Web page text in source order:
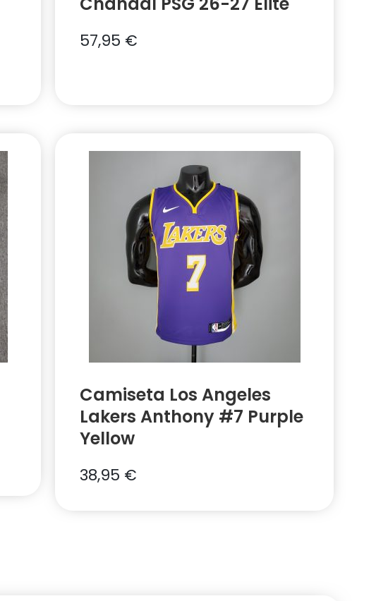
57,95 €
Camiseta Los Angeles
Lakers Anthony #7 Purple
Yellow
38,95 €